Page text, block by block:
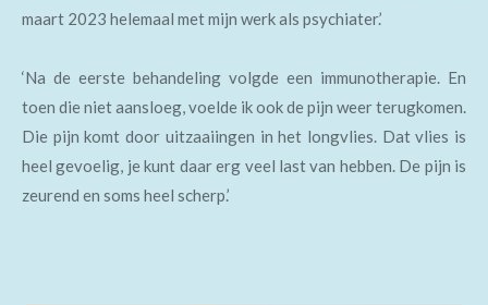
maart 2023 helemaal met mijn werk als psychiater.’
‘Na de eerste behandeling volgde een immunotherapie. En
toen die niet aansloeg, voelde ik ook de pijn weer terugkomen.
Die pijn komt door uitzaaiingen in het longvlies. Dat vlies is
heel gevoelig, je kunt daar erg veel last van hebben. De pijn is
zeurend en soms heel scherp.’